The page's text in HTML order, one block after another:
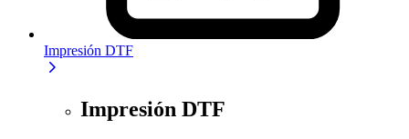
Impresión DTF
Impresión DTF